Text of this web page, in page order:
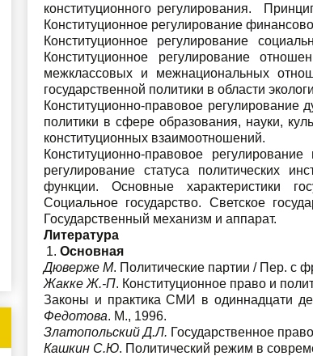
конституционного регулирования.
Конституционное регулирование
Конституционное регулирование
Конституционное регулирование
межклассовых и межнациональных
государственной политики в области
Конституционно-правовое
политики в сфере образования, науки,
конституционных взаимоотношений.
Конституционно-правовое
регулирование статуса политических
функции. Основные характеристики
Социальное государство. Светское
Государственный механизм и аппарат.
Литература
Основная
Дюверже М. Политические партии / Пер. с
Жакке Ж.-П. Конституционное право и
Законы и практика СМИ в одиннадцати
Федотова. М., 1996.
Златопольский Д.Л. Государственное
Кашкин С.Ю. Политический режим в